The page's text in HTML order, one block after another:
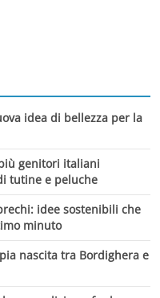
idea di bellezza per la
genitori italiani
tutine e peluche
idee sostenibili che
minuto
nascita tra Bordighera e